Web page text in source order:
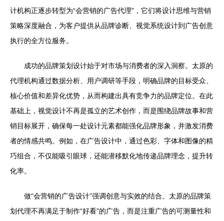
计机构正逐步转型为“会营销的广告代理”，它们将设计思维与营销
策略深度融合，为客户提供从品牌诊断、视觉系统设计到广告创意
执行的全方位服务。
成功的品牌策划设计始于对市场与消费者的深入洞察。太原的
代理机构通过数据分析、用户调研等手段，明确品牌的目标受众、
核心价值和差异化优势，从而构建出具有竞争力的品牌定位。在此
基础上，视觉设计不再是孤立的艺术创作，而是围绕品牌故事和营
销目标展开，确保每一处设计元素都能强化品牌形象，并激发消费
者的情感共鸣。例如，在广告设计中，通过色彩、字体和图像的精
巧组合，不仅能吸引眼球，还能潜移默化地传递品牌理念，提升转
化率。
做“会营销的广告设计”强调创意与实效的结合。太原的品牌策
划代理不再满足于制作“好看”的广告，而是注重广告的可测量性和